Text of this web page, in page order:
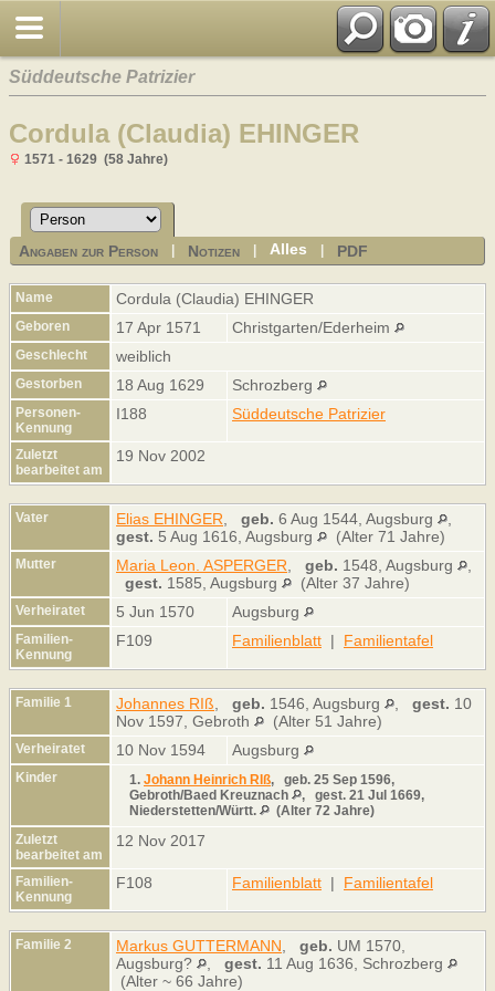
Süddeutsche Patrizier
Cordula (Claudia) EHINGER
1571 - 1629 (58 Jahre)
Angaben zur Person Notizen |Alles PDF
Name Cordula (Claudia) EHINGER
Geboren 17 Apr 1571 Christgarten/Ederheim
Geschlecht weiblich
Gestorben 18 Aug 1629 Schrozberg
Personen-
Kennung
I188 Süddeutsche Patrizier
Zuletzt
bearbeitet am
19 Nov 2002
Vater Elias EHINGER geb. 6 Aug 1544, Augsburg
gest. 5 Aug 1616, Augsburg (Alter 71 Jahre)
Mutter Maria Leon. ASPERGER geb. 1548, Augsburg
gest. 1585, Augsburg (Alter 37 Jahre)
Verheiratet 5 Jun 1570 Augsburg
Familien-
Kennung
F109 Familienblatt | Familientafel
Familie 1 Johannes RIß geb. 1546, Augsburg gest. 10
Nov 1597, Gebroth
(Alter 51 Jahre)
Verheiratet 10 Nov 1594 Augsburg
Kinder 1. Johann Heinrich RIß, geb. 25 Sep 1596,
Gebroth/Baed Kreuznach
, gest. 21 Jul 1669,
Niederstetten/Württ.
(Alter 72 Jahre)
Zuletzt
bearbeitet am
12 Nov 2017
Familien-
Kennung
F108 Familienblatt | Familientafel
Familie 2 Markus GUTTERMANN geb. UM 1570,
Augsburg?
gest. 11 Aug 1636, Schrozberg
(Alter ~ 66 Jahre)